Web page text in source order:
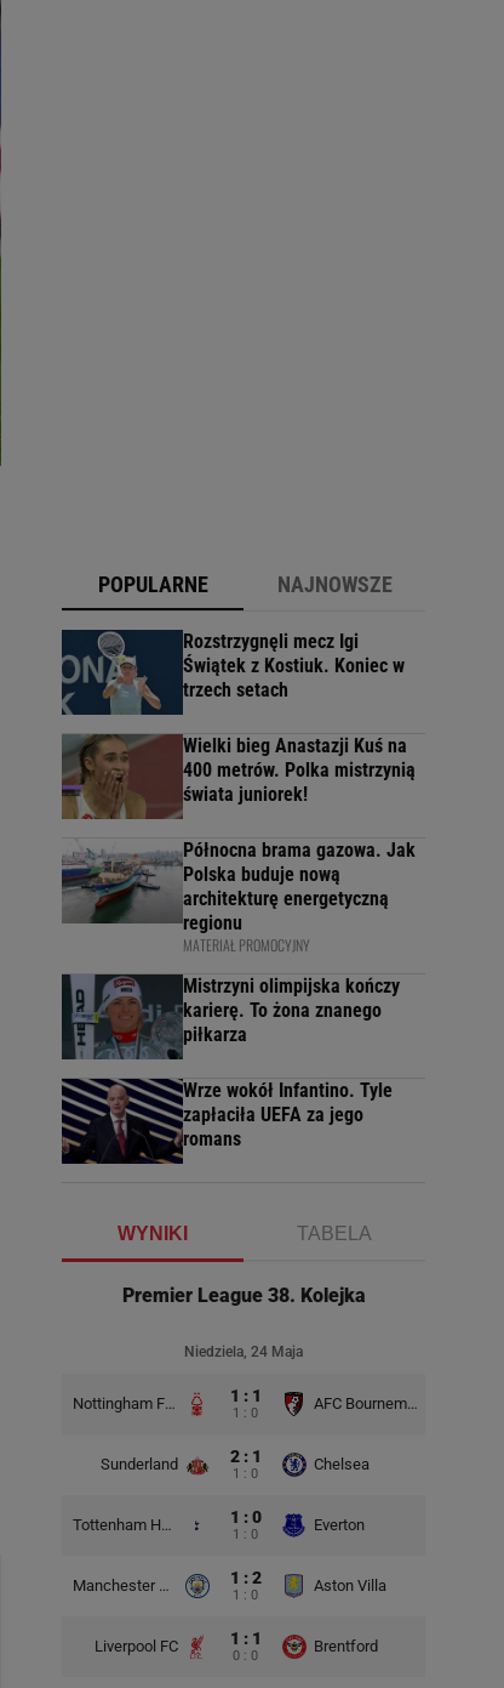
POPULARNE NAJNOWSZE
Rozstrzygnęli mecz Igi
Świątek z Kostiuk. Koniec w
trzech setach
Wielki bieg Anastazji Kuś na
400 metrów. Polka mistrzynią
świata juniorek!
Północna brama gazowa. Jak
Polska buduje nową
architekturę energetyczną
regionu
MATERIAŁ PROMOCYJNY
Mistrzyni olimpijska kończy
karierę. To żona znanego
piłkarza
Wrze wokół Infantino. Tyle
zapłaciła UEFA za jego
romans
WYNIKI TABELA
Premier League 38. Kolejka
Niedziela, 24 Maja
Nottingham Forest 1 : 1
1 : 0
AFC Bournemouth
Sunderland 2 : 1
1 : 0
Chelsea
Tottenham Hotspur 1 : 0
1 : 0
Everton
Manchester City 1 : 2
1 : 0
Aston Villa
Liverpool FC 1 : 1
0 : 0
Brentford